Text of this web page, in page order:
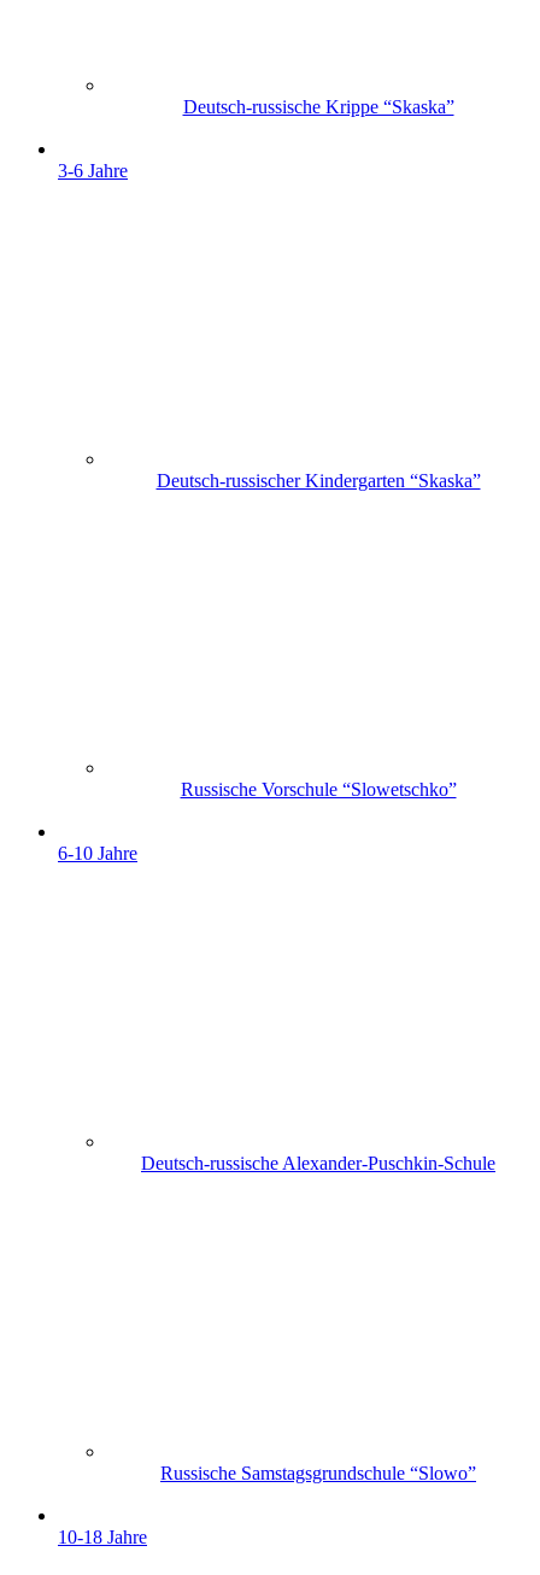
Deutsch-russische Krippe “Skaska”
3-6 Jahre
Deutsch-russischer Kindergarten “Skaska”
Russische Vorschule “Slowetschko”
6-10 Jahre
Deutsch-russische Alexander-Puschkin-Schule
Russische Samstagsgrundschule “Slowo”
10-18 Jahre